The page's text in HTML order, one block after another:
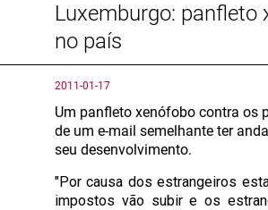
Luxemburgo:
no país
2011-01-17
Um panfleto xenófobo contra os
de um e-mail semelhante ter
seu desenvolvimento.
"Por causa dos estrangeiros
impostos vão subir e os